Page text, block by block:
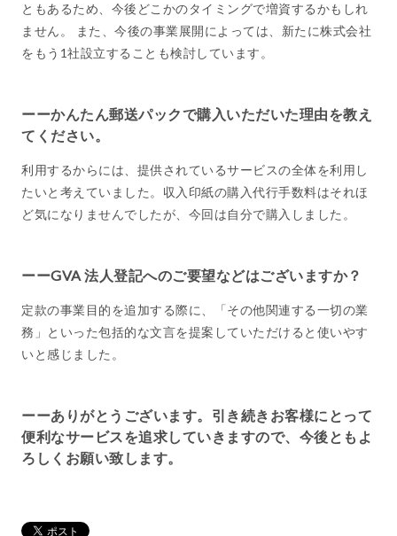
ともあるため、今後どこかのタイミングで増資するかもしれ
ません。 また、今後の事業展開によっては、新たに株式会社
をもう1社設立することも検討しています。
ーーかんたん郵送パックで購入いただいた理由を教え
てください。
利用するからには、提供されているサービスの全体を利用し
たいと考えていました。収入印紙の購入代行手数料はそれほ
ど気になりませんでしたが、今回は自分で購入しました。
ーーGVA 法人登記へのご要望などはございますか？
定款の事業目的を追加する際に、「その他関連する一切の業
務」といった包括的な文言を提案していただけると使いやす
いと感じました。
ーーありがとうございます。引き続きお客様にとって
便利なサービスを追求していきますので、今後ともよ
ろしくお願い致します。